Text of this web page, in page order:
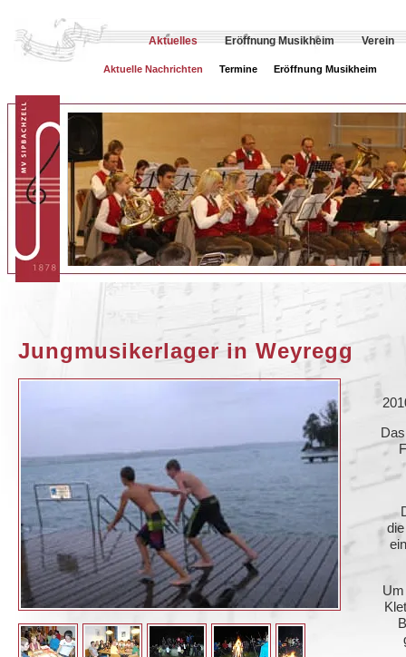
Aktuelles Eröffnung Musikheim Verein
Aktuelle Nachrichten Termine Eröffnung Musikheim
Jungmusikerlager in Weyregg